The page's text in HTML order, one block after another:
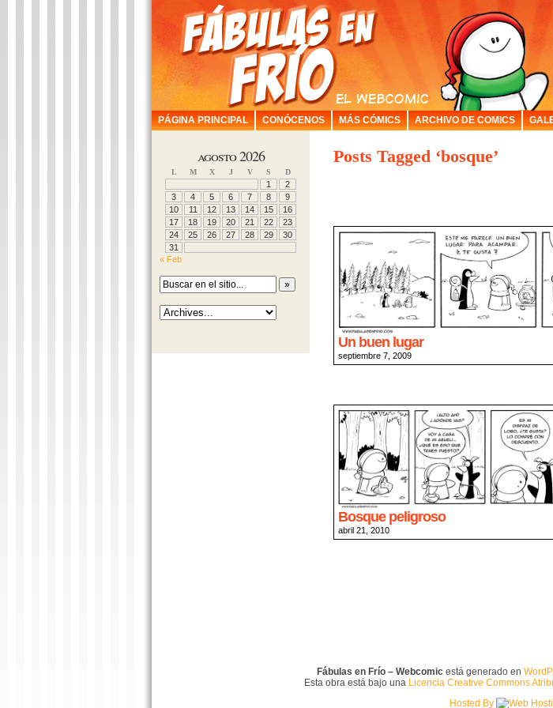
PÁGINA PRINCIPAL CONÓCENOS MÁS CÓMICS ARCHIVO DE COMICS
agosto 2026
L M X J V S D
1
2
3
4 5 6 7 8
9
10
11 12 13 14 15
16
17
18 19 20 21 22
23
24
25 26 27 28 29
30
31
« Feb
Posts Tagged ‘bosque’
Un buen lugar
septiembre 7, 2009
Bosque peligroso
abril 21, 2010
Fábulas en Frío – Webcomicestá generado en
Esta obra está bajo una Licencia Creative Commons
Hosted By